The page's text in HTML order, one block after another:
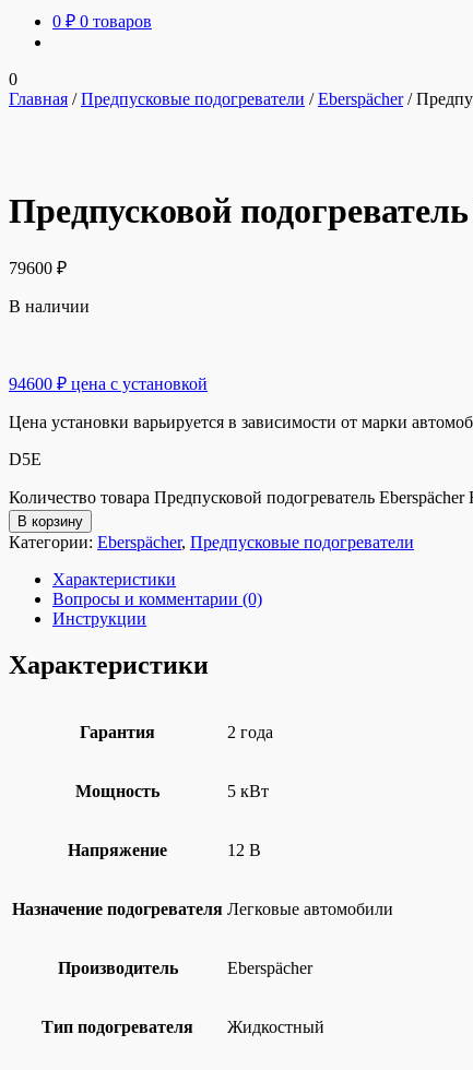
0 ₽ 0 товаров
0
Главная /Предпусковые подогреватели /Eberspächer/
Предпусковой
79600 ₽
В наличии
94600 ₽ цена с установкой
Цена установки варьируется в зависимости от марки
D5E
Количество товара Предпусковой подогреватель
В корзину
Категории: Eberspächer, Предпусковые подогреватели
Характеристики
Вопросы и комментарии (0)
Инструкции
Характеристики
Гарантия 2 года
Мощность 5 кВт
Напряжение 12 В
Назначение подогревателя Легковые автомобили
Производитель Eberspächer
Тип подогревателя Жидкостный